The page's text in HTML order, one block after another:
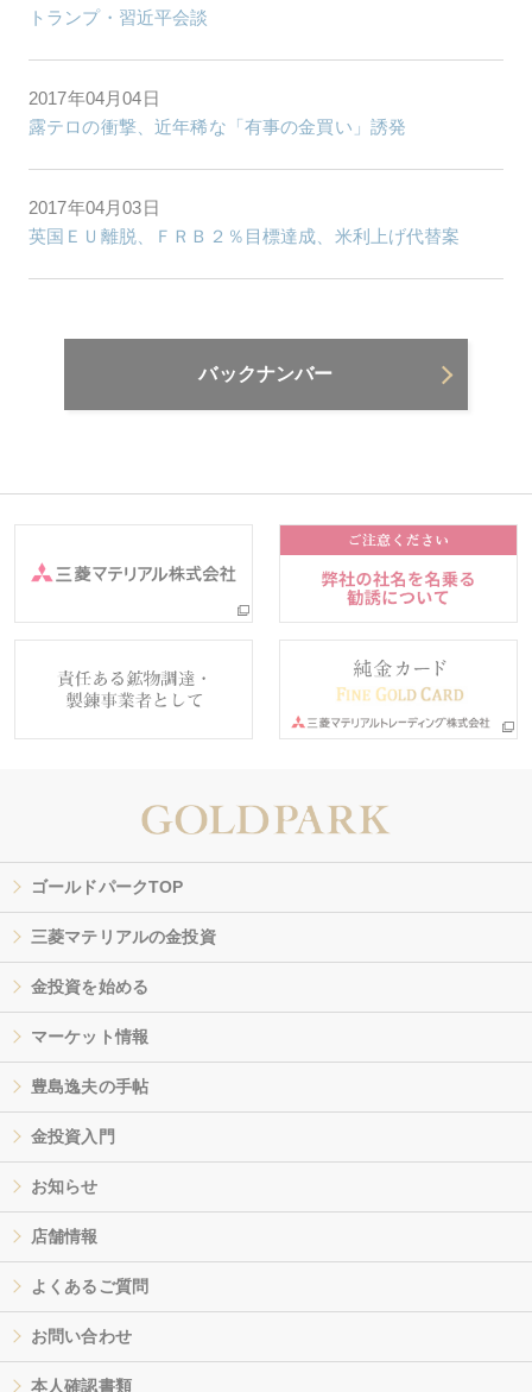
トランプ・習近平会談
2017年04月04日
露テロの衝撃、近年稀な「有事の金買い」誘発
2017年04月03日
英国ＥＵ離脱、ＦＲＢ２％目標達成、米利上げ代替案
バックナンバー
ゴールドパークTOP
三菱マテリアルの金投資
金投資を始める
マーケット情報
豊島逸夫の手帖
金投資入門
お知らせ
店舗情報
よくあるご質問
お問い合わせ
本人確認書類